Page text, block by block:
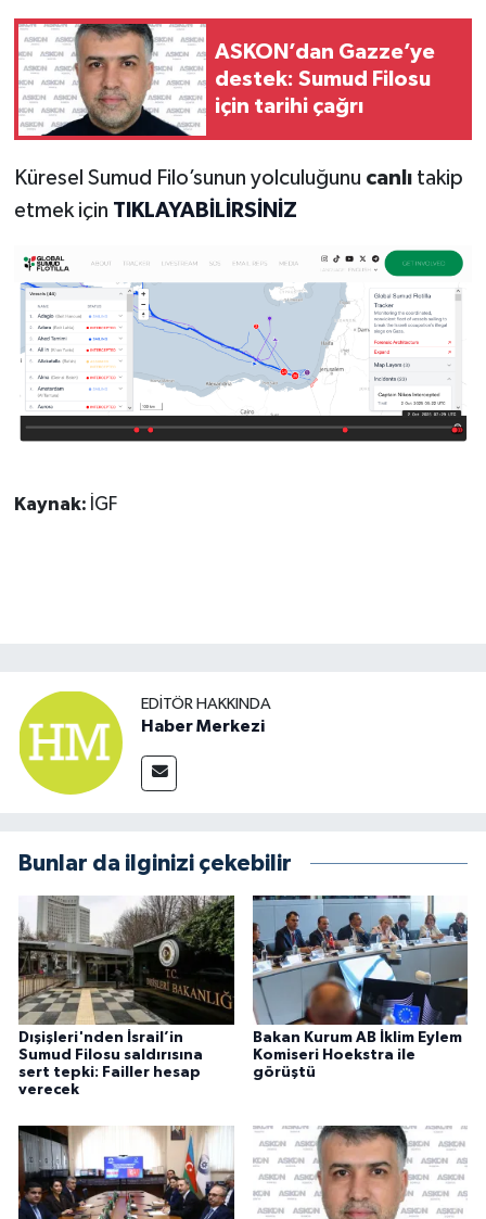
ASKON’dan Gazze’ye
destek: Sumud Filosu
için tarihi çağrı
Küresel Sumud Filo’sunun yolculuğunu canlı takip
etmek için TIKLAYABİLİRSİNİZ
Kaynak: İGF
EDITÖR HAKKINDA
Haber Merkezi
Bunlar da ilginizi çekebilir
Dışişleri'nden İsrail’in
Sumud Filosu saldırısına
sert tepki: Failler hesap
verecek
Bakan Kurum AB İklim Eylem
Komiseri Hoekstra ile
görüştü